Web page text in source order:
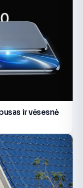
ir vėsesnė